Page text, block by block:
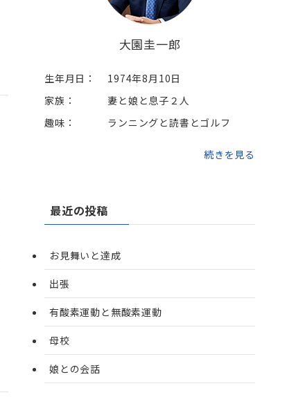
大園圭一郎
生年月日：
1974年8月10日
家族：
妻と娘と息子２人
趣味：
ランニングと読書とゴルフ
続きを見る
最近の投稿
お見舞いと達成
出張
有酸素運動と無酸素運動
母校
娘との会話